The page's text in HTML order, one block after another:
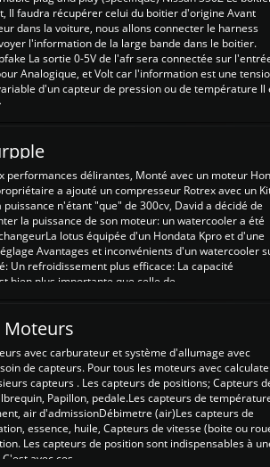
Il faudra récupérer celui du boitier d'origine Avant
dans la voiture, nous allons connecter le harness
l'information de la large bande dans le boitier.
La sortie 0-5V de l'afr sera connectée sur
Analogique, et Volt car l'information est une
d'un capteur de pression ou de température Il
performances délirantes, Monté avec un moteur
a ajouté un compresseur Rotrex avec un
puissance n'étant "que" de 300cv, David a décidé de
la puissance de son moteur: un watercooler a été
lotus équipée d'un Hondata Kpro et d'une
Avantages et inconvénients d'un watercooler
Un refroidissement plus efficace: La capacité
bien plus importante que celle de ...
Moteurs
avec carburateur et système d'allumage avec
de capteurs. Pour tous les moteurs avec
capteurs . Les capteurs de positions; Capteurs
Papillon, pedale.Les capteurs de
air d'admissionDébimetre (air)Les capteurs de
essence, huile, Capteurs de vitesse (boite ou
Les capteurs de position sont indispensables à
avec ces ...